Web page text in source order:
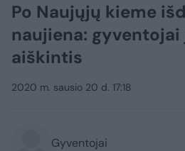
Po Naujųjų kieme
naujiena: gyventojai
aiškintis
2020 m. sausio 20 d. 17:18
Gyventojai